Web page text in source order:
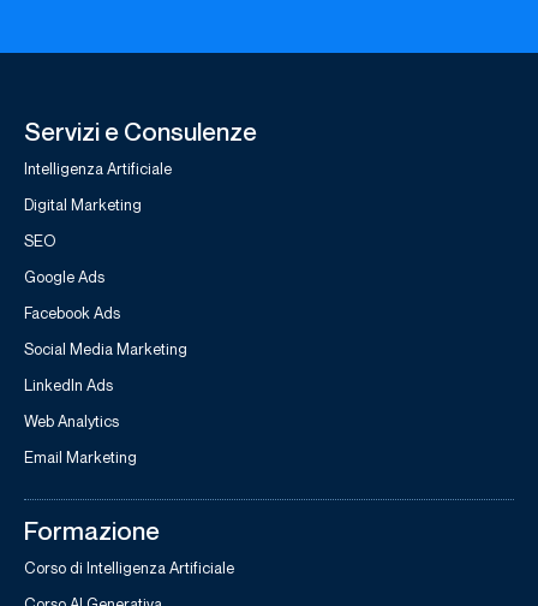
Servizi e Consulenze
Intelligenza Artificiale
Digital Marketing
SEO
Google Ads
Facebook Ads
Social Media Marketing
LinkedIn Ads
Web Analytics
Email Marketing
Formazione
Corso di Intelligenza Artificiale